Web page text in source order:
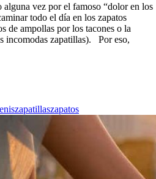
alguna vez por el famoso “dolor en los
todo el día en los zapatos
de ampollas por los tacones o la
incomodas zapatillas). Por eso,
zapatillaszapatos